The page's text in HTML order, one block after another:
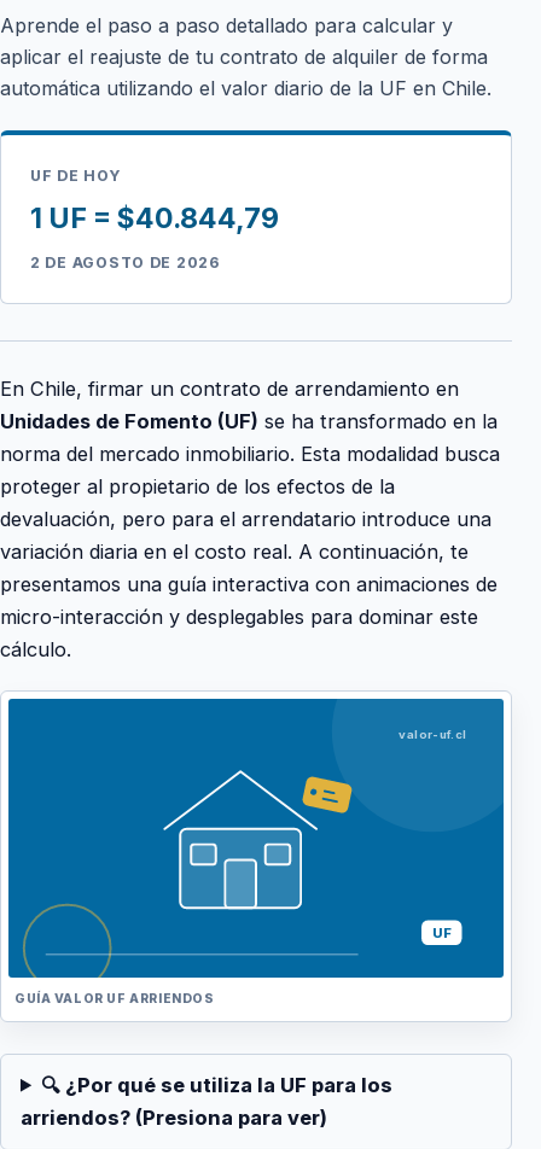
Aprende el paso a paso detallado para calcular y
aplicar el reajuste de tu contrato de alquiler de forma
automática utilizando el valor diario de la UF en Chile.
UF DE HOY
1 UF = $40.844,79
2 DE AGOSTO DE 2026
En Chile, firmar un contrato de arrendamiento en
Unidades de Fomento (UF) se ha transformado en la
norma del mercado inmobiliario. Esta modalidad busca
proteger al propietario de los efectos de la
devaluación, pero para el arrendatario introduce una
variación diaria en el costo real. A continuación, te
presentamos una guía interactiva con animaciones de
micro-interacción y desplegables para dominar este
cálculo.
UF
valor-uf.cl
GUÍA VALOR UF ARRIENDOS
🔍 ¿Por qué se utiliza la UF para los
arriendos? (Presiona para ver)